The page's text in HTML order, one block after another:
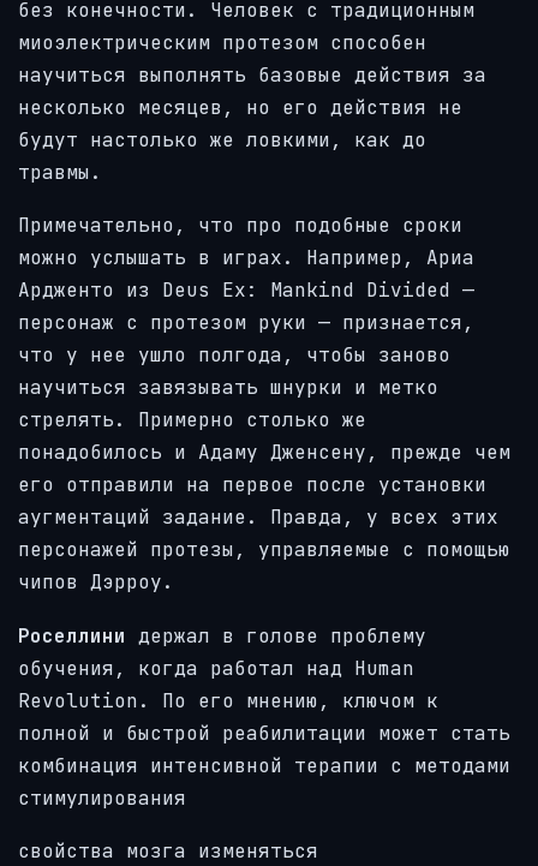
без конечности. Человек с традиционным
миоэлектрическим протезом способен
научиться выполнять базовые действия за
несколько месяцев, но его действия не
будут настолько же ловкими, как до
травмы.
Примечательно, что про подобные сроки
можно услышать в играх. Например, Ариа
Ардженто из Deus Ex: Mankind Divided —
персонаж с протезом руки — признается,
что у нее ушло полгода, чтобы заново
научиться завязывать шнурки и метко
стрелять. Примерно столько же
понадобилось и Адаму Дженсену, прежде чем
его отправили на первое после установки
аугментаций задание. Правда, у всех этих
персонажей протезы, управляемые с помощью
чипов Дэрроу.
Роселлини держал в голове проблему
обучения, когда работал над Human
Revolution. По его мнению, ключом к
полной и быстрой реабилитации может стать
комбинация интенсивной терапии с методами
стимулирования
свойства мозга изменяться